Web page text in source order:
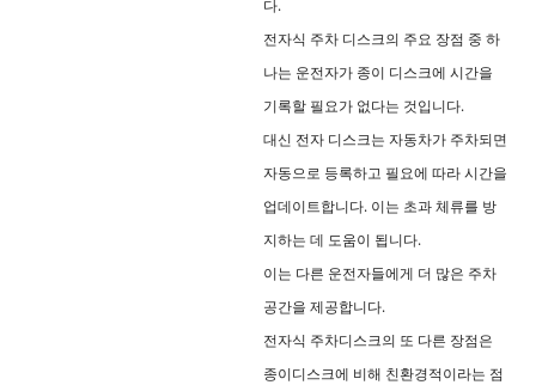
다.
전자식 주차 디스크의 주요 장점 중 하
나는 운전자가 종이 디스크에 시간을
기록할 필요가 없다는 것입니다.
대신 전자 디스크는 자동차가 주차되면
자동으로 등록하고 필요에 따라 시간을
업데이트합니다. 이는 초과 체류를 방
지하는 데 도움이 됩니다.
이는 다른 운전자들에게 더 많은 주차
공간을 제공합니다.
전자식 주차디스크의 또 다른 장점은
종이디스크에 비해 친환경적이라는 점